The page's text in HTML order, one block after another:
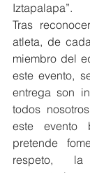
Iztapalapa”.
Tras
atleta, de
miembro del
este evento,
entrega son
todos
este evento
pretende
respeto,